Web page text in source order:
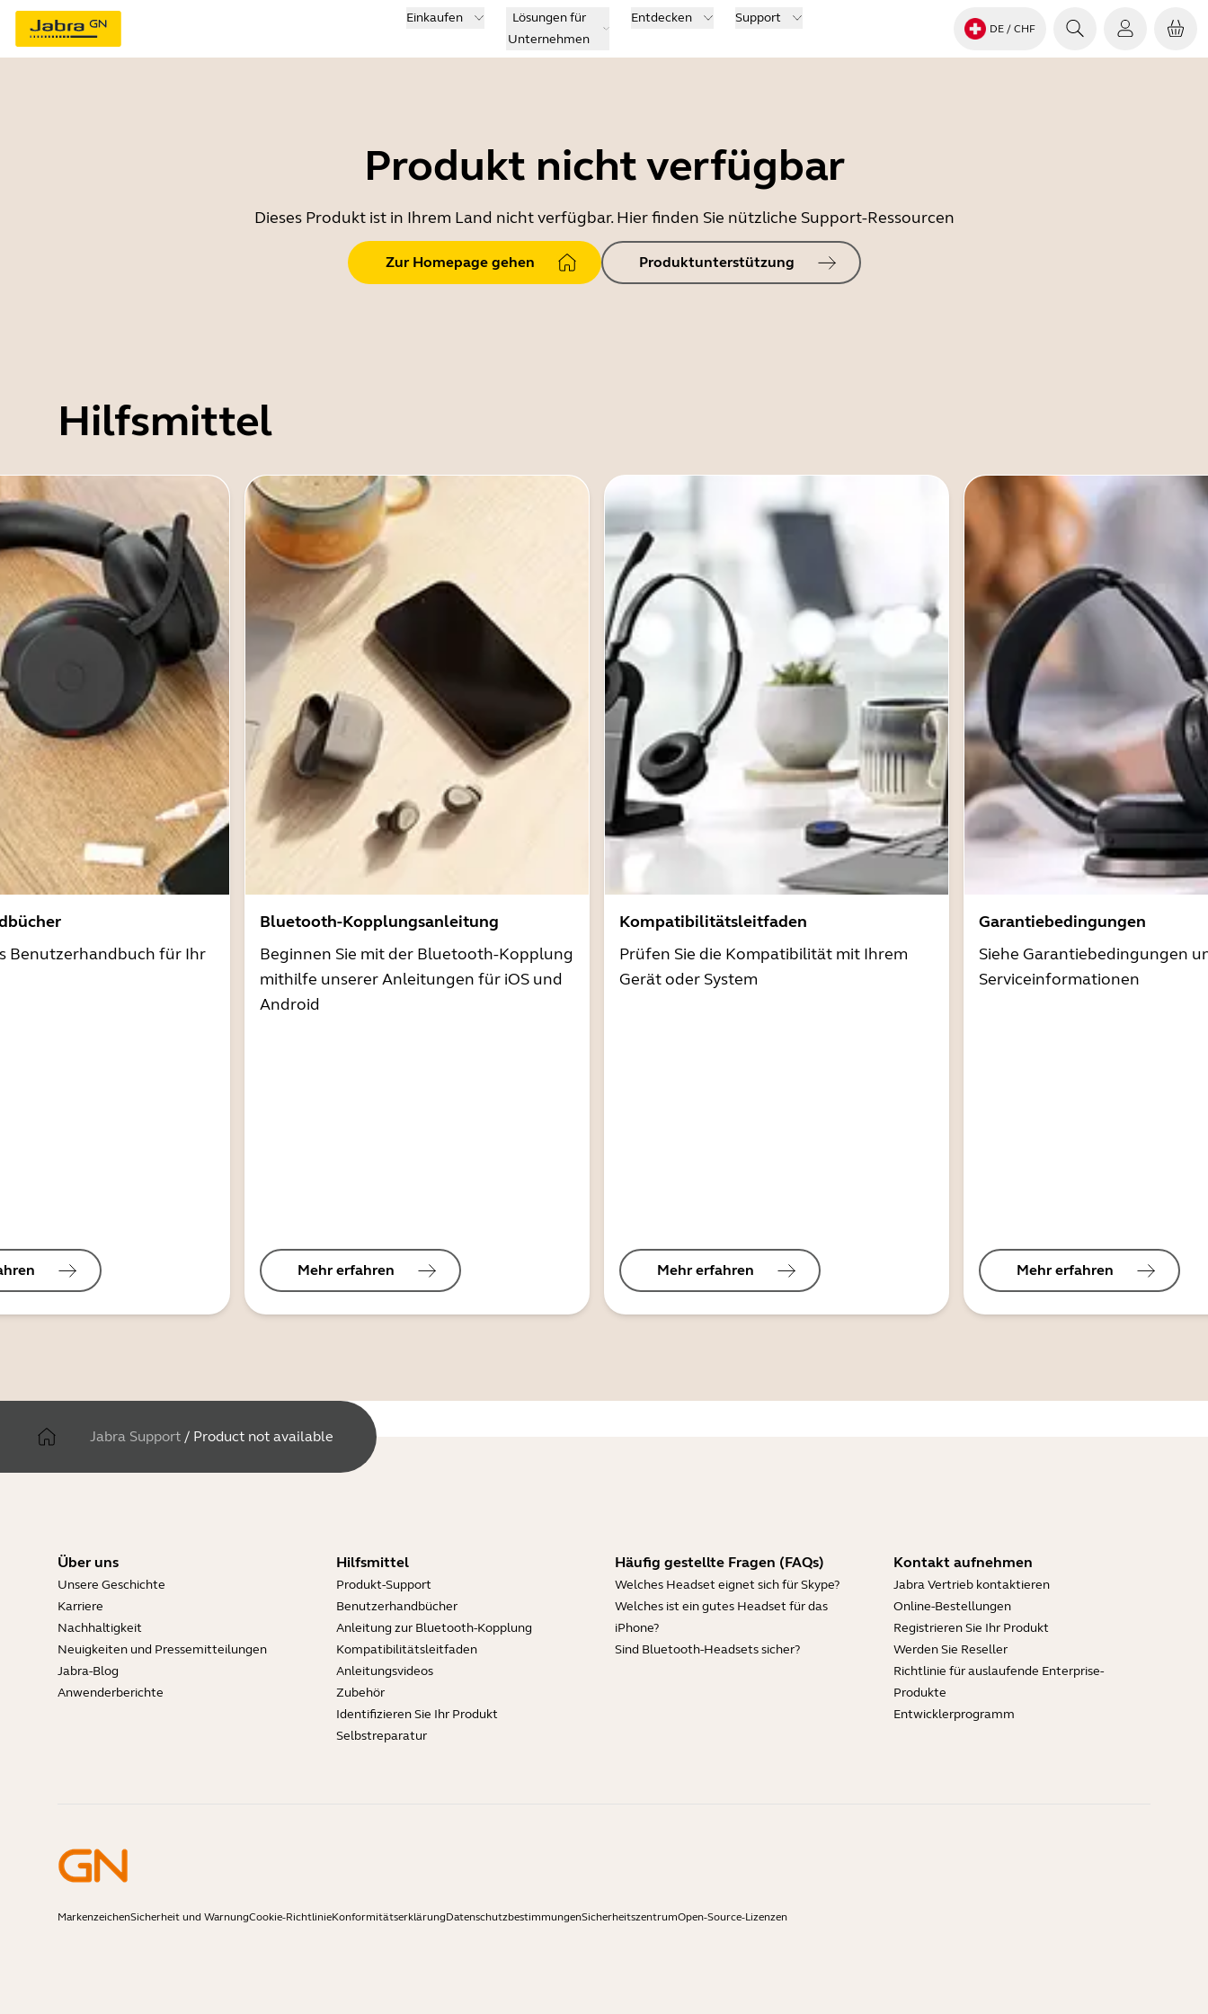
Einkaufen
Lösungen für
Unternehmen
Entdecken Support
DE / CHF
Produkt nicht verfügbar
Dieses Produkt ist in Ihrem Land nicht verfügbar. Hier finden Sie nützliche Support-Ressourcen
Zur Homepage gehen Produktunterstützung
Hilfsmittel
Benutzerhandbuch für Ihr
Bluetooth-Kopplungsanleitung
Beginnen Sie mit der Bluetooth-Kopplung
mithilfe unserer Anleitungen für iOS und
Android
Mehr erfahren
Kompatibilitätsleitfaden
Prüfen Sie die Kompatibilität mit Ihrem
Gerät oder System
Mehr erfahren
Garantiebedingungen
Siehe Garantiebedingungen
Serviceinformationen
Mehr erfahren
Jabra Support / Product not available
Über uns
Unsere Geschichte
Karriere
Nachhaltigkeit
Neuigkeiten und Pressemitteilungen
Jabra-Blog
Anwenderberichte
Hilfsmittel
Produkt-Support
Benutzerhandbücher
Anleitung zur Bluetooth-Kopplung
Kompatibilitätsleitfaden
Anleitungsvideos
Zubehör
Identifizieren Sie Ihr Produkt
Selbstreparatur
Häufig gestellte Fragen (FAQs)
Welches Headset eignet sich für Skype?
Welches ist ein gutes Headset für das
iPhone?
Sind Bluetooth-Headsets sicher?
Kontakt aufnehmen
Jabra Vertrieb kontaktieren
Online-Bestellungen
Registrieren Sie Ihr Produkt
Werden Sie Reseller
Richtlinie für auslaufende Enterprise-
Produkte
Entwicklerprogramm
MarkenzeichenSicherheit und WarnungCookie-RichtlinieKonformitätserklärungDatenschutzbestimmungenSicherheitszentrumOpen-Source-Lizenzen